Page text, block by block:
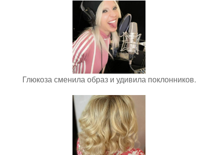
Глюкоза сменила образ и удивила поклонников.